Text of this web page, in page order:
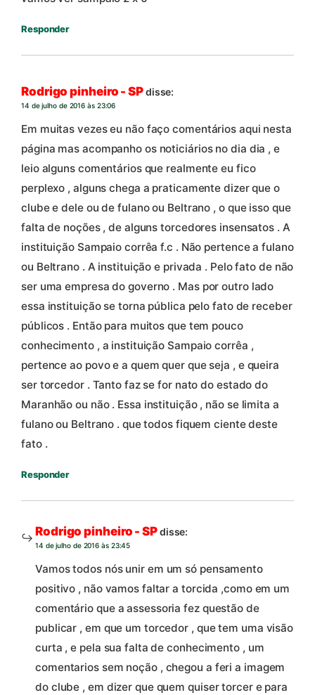
Responder
Rodrigo pinheiro - SPdisse:
14 de julho de 2016 às 23:06
Em muitas vezes eu não faço comentários aqui nesta
página mas acompanho os noticiários no dia dia , e
leio alguns comentários que realmente eu fico
perplexo , alguns chega a praticamente dizer que o
clube e dele ou de fulano ou Beltrano , o que isso que
falta de noções , de alguns torcedores insensatos . A
instituição Sampaio corrêa f.c . Não pertence a fulano
ou Beltrano . A instituição e privada . Pelo fato de não
ser uma empresa do governo . Mas por outro lado
essa instituição se torna pública pelo fato de receber
públicos . Então para muitos que tem pouco
conhecimento , a instituição Sampaio corrêa ,
pertence ao povo e a quem quer que seja , e queira
ser torcedor . Tanto faz se for nato do estado do
Maranhão ou não . Essa instituição , não se limita a
fulano ou Beltrano . que todos fiquem ciente deste
fato .
Responder
Rodrigo pinheiro - SPdisse:
14 de julho de 2016 às 23:45
Vamos todos nós unir em um só pensamento
positivo , não vamos faltar a torcida ,como em um
comentário que a assessoria fez questão de
publicar , em que um torcedor , que tem uma visão
curta , e pela sua falta de conhecimento , um
comentarios sem noção , chegou a feri a imagem
do clube , em dizer que quem quiser torcer e para